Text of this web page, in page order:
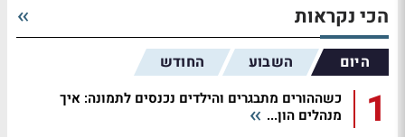
הכי נקראות
היום השבוע החודש
1
כשההורים מתבגרים והילדים נכנסים לתמונה: איך
מנהלים הון...